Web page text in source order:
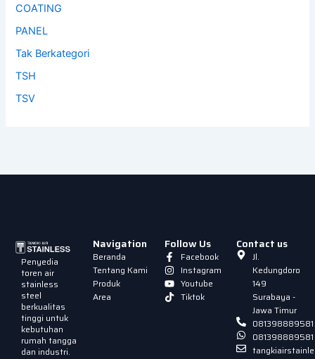
COATING
PANEL
Tak Berkategori
TSH
TSV
Penyedia
toren air
stainless
steel
berkualitas
tinggi untuk
kebutuhan
rumah tangga
dan industri.
Navigation
Beranda
Tentang Kami
Produk
Area
Follow Us
Facebook
Instagram
Youtube
Tiktok
Contact us
Jl.
Kedungdoro
149
Surabaya -
Jawa Timur
081398889581
081398889581